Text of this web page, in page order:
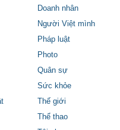
Doanh nhân
Người Việt mình
Pháp luật
Photo
Quân sự
Sức khỏe
Thế giới
Thể thao